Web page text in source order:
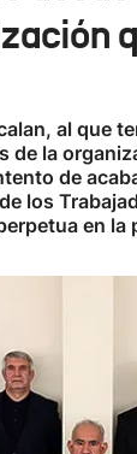
al que
de la
de
los
en la